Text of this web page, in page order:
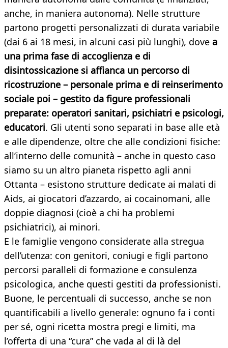
anche, in maniera autonoma). Nelle strutture
partono progetti personalizzati di durata variabile
(dai 6 ai 18 mesi, in alcuni casi più lunghi), dove a
una prima fase di accoglienza e di
disintossicazione si affianca un percorso di
ricostruzione – personale prima e di reinserimento
sociale poi – gestito da figure professionali
preparate: operatori sanitari, psichiatri e psicologi,
educatori. Gli utenti sono separati in base alle età
e alle dipendenze, oltre che alle condizioni fisiche:
all’interno delle comunità – anche in questo caso
siamo su un altro pianeta rispetto agli anni
Ottanta – esistono strutture dedicate ai malati di
Aids, ai giocatori d’azzardo, ai cocainomani, alle
doppie diagnosi (cioè a chi ha problemi
psichiatrici), ai minori.
E le famiglie vengono considerate alla stregua
dell’utenza: con genitori, coniugi e figli partono
percorsi paralleli di formazione e consulenza
psicologica, anche questi gestiti da professionisti.
Buone, le percentuali di successo, anche se non
quantificabili a livello generale: ognuno fa i conti
per sé, ogni ricetta mostra pregi e limiti, ma
l’offerta di una “cura” che vada al di là del